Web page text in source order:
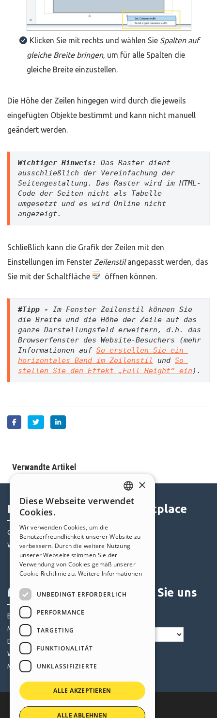
Klicken Sie mit rechts und wählen Sie Spalten auf
gleiche Breite bringen, um für alle Spalten die
gleiche Breite einzustellen.
Die Höhe der Zeilen hingegen wird durch die jeweils
eingefügten Objekte bestimmt und kann nicht manuell
geändert werden.
Wichtiger Hinweis:
Das Raster dient
ausschließlich der Vereinfachung der
Seitengestaltung. Das Raster wird im HTML-
Code der Seiten nicht als Tabelle
umgesetzt und es wird Online nicht
angezeigt.
Schließlich kann die Grafik der Zeilen mit den
Einstellungen im Fenster Zeilenstilangepasst werden, das
Sie mit der Schaltfläche
öffnen können.
#Tipp - Im Fenster Zeilenstil können Sie
die Breite und die Höhe der Zeile auf das
ganze Darstellungsfeld erweitern, d.h. das
Browserfenster des Website-Besuchers
(mehr
Informationen auf So erstellen Sie ein
horizontales Band im Zeilenstil
und So
stellen Sie den Effekt „Full Height“ ein).
Verwandte Artikel
Help Center
Community
Websites von Nutzern
Marketplace
Templates
Objekte
Credits
Angebote
Mein Profil
Eigene Beiträge
Meine Lizenz
Downloads
Webhosting
Meine Credits
Folgen Sie uns
ENGLISH
GERMAN
SPANISH
PORTUGUESE
×
Diese Webseite verwendet
Cookies.
Wir verwenden Cookies, um die
Benutzerfreundlichkeit unserer Website zu
verbessern. Durch die weitere Nutzung
unserer Webseite stimmen Sie der
Verwendung von Cookies gemäß unserer
Cookie-Richtlinie zu. Weitere Informationen
UNBEDINGT ERFORDERLICH
PERFORMANCE
TARGETING
FUNKTIONALITÄT
UNKLASSIFIZIERTE
ALLE AKZEPTIEREN
ALLE ABLEHNEN